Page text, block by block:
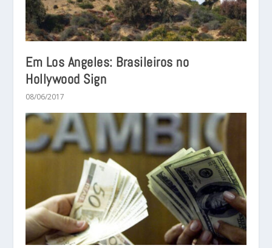
Em Los Angeles: Brasileiros no
Hollywood Sign
08/06/2017